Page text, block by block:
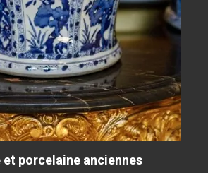
et porcelaine anciennes